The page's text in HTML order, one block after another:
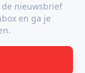
nieuwsbrief
en ga je